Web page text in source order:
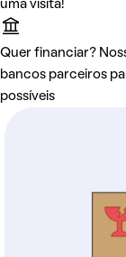
uma visita!
Quer financiar?
bancos parceiros
possíveis